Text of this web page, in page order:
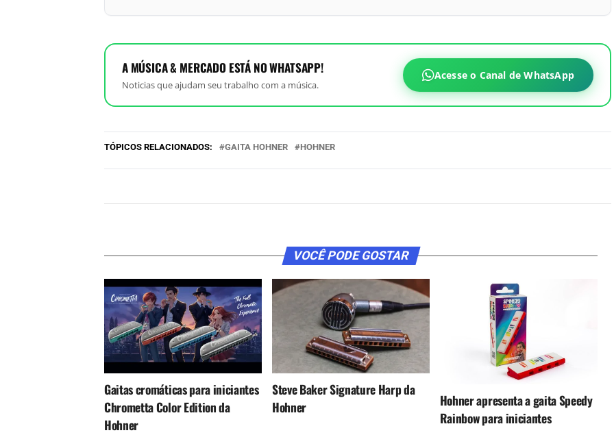
A MÚSICA & MERCADO ESTÁ NO WHATSAPP!
Noticias que ajudam seu trabalho com a música.
Acesse o Canal de WhatsApp
TÓPICOS RELACIONADOS: GAITA HOHNER HOHNER
VOCÊ PODE GOSTAR
Gaitas cromáticas para iniciantes
Chrometta Color Edition da
Hohner
Steve Baker Signature Harp da
Hohner
Hohner apresenta a gaita Speedy
Rainbow para iniciantes